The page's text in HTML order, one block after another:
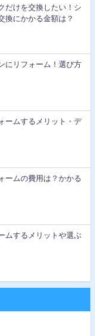
だけを交換したい！シ
換にかかる金額は？
にリフォーム！選び方
ームするメリット・デ
ームの費用は？かかる
ムするメリットや選ぶ